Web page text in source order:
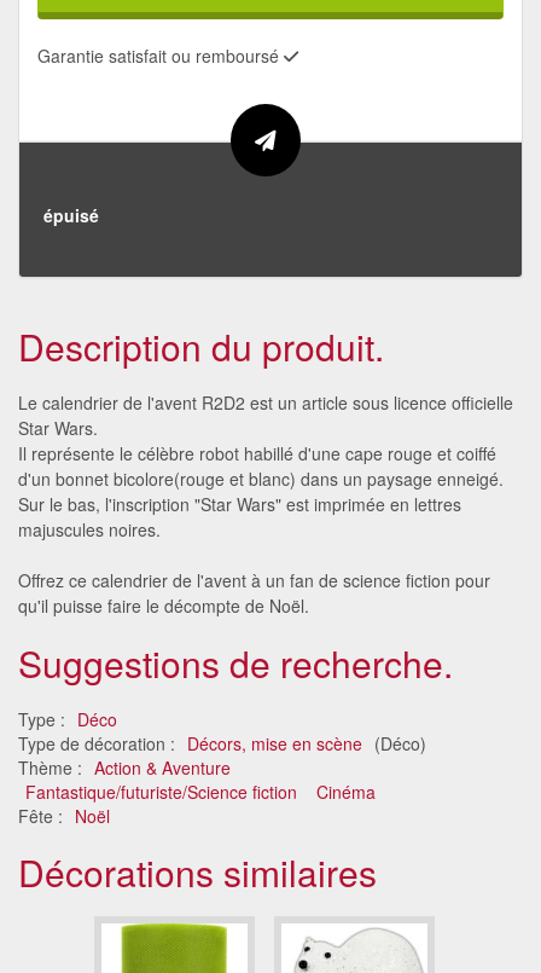
Garantie satisfait ou remboursé
épuisé
Description du produit.
Le calendrier de l'avent R2D2 est un article sous licence officielle
Star Wars.
Il représente le célèbre robot habillé d'une cape rouge et coiffé
d'un bonnet bicolore(rouge et blanc) dans un paysage enneigé.
Sur le bas, l'inscription "Star Wars" est imprimée en lettres
majuscules noires.
Offrez ce calendrier de l'avent à un fan de science fiction pour
qu'il puisse faire le décompte de Noël.
Suggestions de recherche.
Type : Déco
Type de décoration : Décors, mise en scène (Déco)
Thème : Action & Aventure
Fantastique/futuriste/Science fiction
Cinéma
Fête : Noël
Décorations similaires